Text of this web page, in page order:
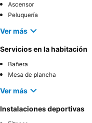
Ascensor
Peluquería
Ver más
Servicios en la habitación
Bañera
Mesa de plancha
Ver más
Instalaciones deportivas